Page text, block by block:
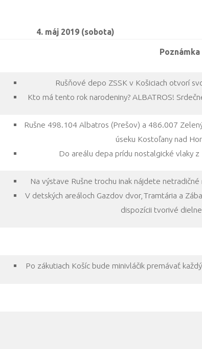
4. máj 2019 (sobota)
Poznámka
Rušňové depo ZSSK v Košiciach otvorí
Kto má tento rok narodeniny? ALBATROS!
Rušne 498.104 Albatros (Prešov) a 486.007
úseku Kostoľany nad
Do areálu depa prídu nostalgické vlaky
Na výstave Rušne trochu inak nájdete
V detských areáloch Gazdov dvor, Tramtária a
dispozícii tvorivé
Po zákutiach Košíc bude minivláčik premávať